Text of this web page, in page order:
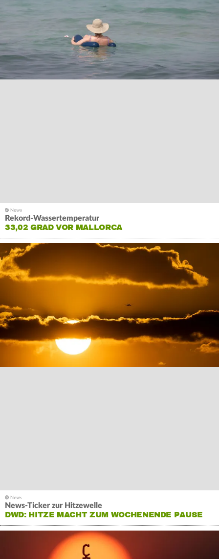
Rekord-Wassertemperatur
33,02 GRAD VOR MALLORCA
News-Ticker zur Hitzewelle
DWD: HITZE MACHT ZUM WOCHENENDE PAUSE